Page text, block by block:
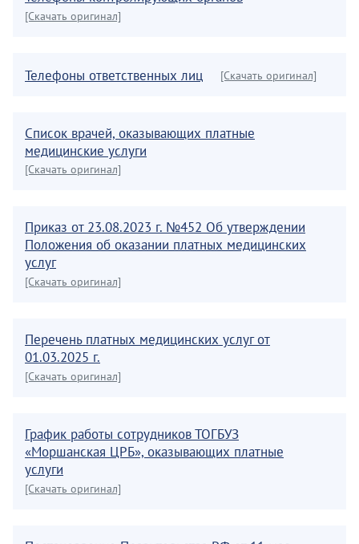
[Скачать оригинал]
Телефоны ответственных лиц [Скачать оригинал]
Список врачей, оказывающих платные
медицинские услуги
[Скачать оригинал]
Приказ от 23.08.2023 г. №452 Об утверждении
Положения об оказании платных медицинских
услуг
[Скачать оригинал]
Перечень платных медицинских услуг от
01.03.2025 г.
[Скачать оригинал]
График работы сотрудников ТОГБУЗ
«Моршанская ЦРБ», оказывающих платные
услуги
[Скачать оригинал]